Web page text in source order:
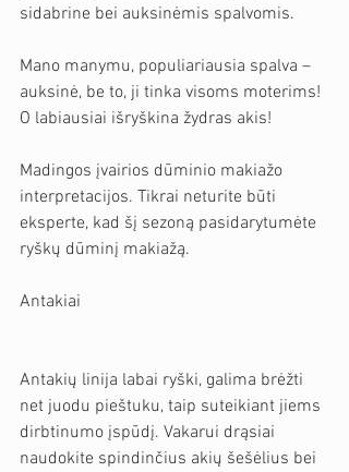
sidabrine bei auksinėmis spalvomis.
Mano manymu, populiariausia spalva –
auksinė, be to, ji tinka visoms moterims!
O labiausiai išryškina žydras akis!
Madingos įvairios dūminio makiažo
interpretacijos. Tikrai neturite būti
eksperte, kad šį sezoną pasidarytumėte
ryškų dūminį makiažą.
Antakiai
Antakių linija labai ryški, galima brėžti
net juodu pieštuku, taip suteikiant jiems
dirbtinumo įspūdį. Vakarui drąsiai
naudokite spindinčius akių šešėlius bei